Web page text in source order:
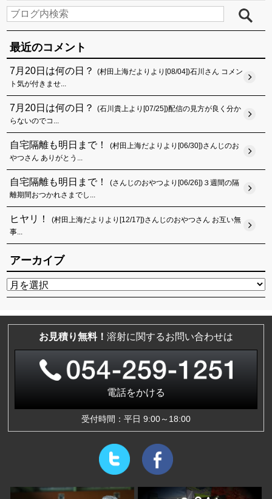
最近のコメント
7月20日は何の日？
(村田上海だよりより[08/04])石川さん コメン
ト気が付きませ...
7月20日は何の日？
(石川貴上より[07/25])配信の見方が良く分か
らないのでコ...
自宅隔離も明日まで！
(村田上海だよりより[06/30])さんじのお
やつさん ありがとう...
自宅隔離も明日まで！
(さんじのおやつより[06/26])３週間の隔
離期間おつかれさまでし...
ヒヤリ！
(村田上海だよりより[12/17])さんじのおやつさん お互い無
事...
アーカイブ
お見積り無料！ 溶射に関するお問い合わせは
電話をかける
受付時間：平日 9:00～18:00